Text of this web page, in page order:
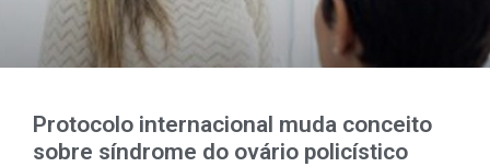
Protocolo internacional muda conceito
sobre síndrome do ovário policístico